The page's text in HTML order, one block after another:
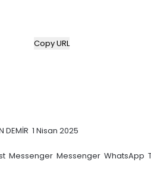
Copy URL
DEMİR 1 Nisan 2025
Messenger Messenger WhatsApp